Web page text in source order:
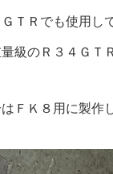
ＴＲでも使用し
級のＲ３４ＧＴ
ＦＫ８用に製作